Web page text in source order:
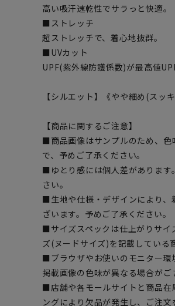
高い吸汗速乾性でサラっと快適。
■ストレッチ
超ストレッチで、着心地抜群。
■UVカット
UPF(紫外線防護係数)が最高値
【シルエット】《やや細め(スッ
【商品に関するご注意】
■商品画像はサンプルのため、色
で、予めご了承ください。
■ゆとり感には個人差があります
さい。
■生地や仕様・デザインにより、
ざいます。予めご了承ください。
■サイズスペックは仕上がりサイ
ズ(ヌードサイズ)を記載している
■ブラウザやお使いのモニター環
掲載画像の色味が異なる場合がご
■店舗や各モールサイトと商品在
ングにより欠品が発生し、ご注